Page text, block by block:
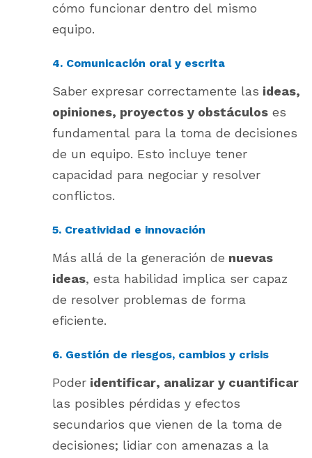
cómo funcionar dentro del mismo
equipo.
4. Comunicación oral y escrita
Saber expresar correctamente las ideas,
opiniones, proyectos y obstáculos es
fundamental para la toma de decisiones
de un equipo. Esto incluye tener
capacidad para negociar y resolver
conflictos.
5. Creatividad e innovación
Más allá de la generación de nuevas
ideas, esta habilidad implica ser capaz
de resolver problemas de forma
eficiente.
6. Gestión de riesgos, cambios y crisis
Poder identificar, analizar y cuantificar
las posibles pérdidas y efectos
secundarios que vienen de la toma de
decisiones; lidiar con amenazas a la